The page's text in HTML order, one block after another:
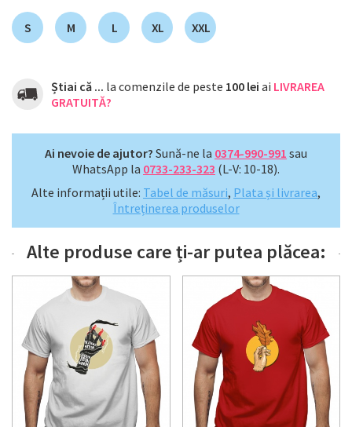
S M L XL XXL
Știai că ... la comenzile de peste 100 lei ai LIVRAREA
GRATUITĂ?
Ai nevoie de ajutor? Sună-ne la 0374-990-991 sau
WhatsApp la 0733-233-323 (L-V: 10-18).
Alte informații utile: Tabel de măsuri, Plata și livrarea,
Întreținerea produselor
Alte produse care ți-ar putea plăcea: